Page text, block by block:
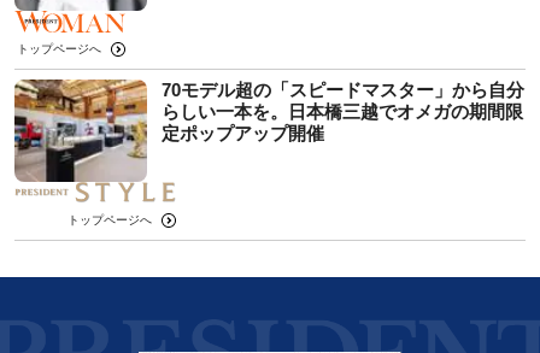
トップページへ
70モデル超の「スピードマスター」から自分
らしい一本を。日本橋三越でオメガの期間限
定ポップアップ開催
トップページへ